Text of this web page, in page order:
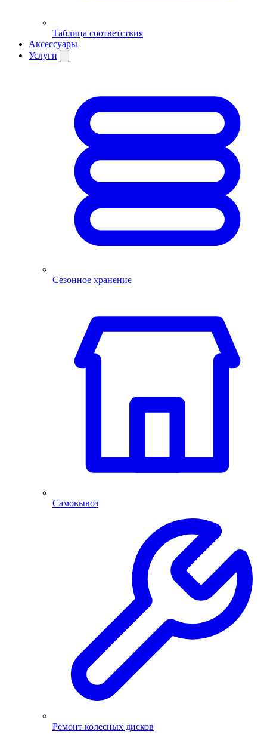
Таблица соответствия
Аксессуары
Услуги
Сезонное хранение
Самовывоз
Ремонт колесных дисков